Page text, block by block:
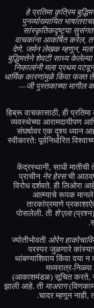
हे प्रतिमा कृत्रिम
पुनर्व्याख्यायित
सांस्कृतिकदृष्ट्या सुसंगत
वाचकांना आकर्षित करेल,
देणे. जर्मन लेखक म्हणून,
बुद्धिमत्तेने शेवटी साध्य
निकालांनी मला प्रथम
धार्मिक कारणांमुळे किंवा फक्त
—जी पुस्तकाच्या मागील
हिब्रू वाचकासाठी, ही
व्यवस्थेच्या आरामदायीपण
संघर्षावर एक दृश्य ध्यान
स्वीकारते: पूर्वनिर्धारित
केंद्रस्थानी, साधी मातीची
प्राचीन नेर हेरसची
विरोध दर्शवते. ही लिओरा
आत्म्याचे रूपक
तारकांप्रमाणे
पोसलेली. ती शे'एला
ज्योतीभोवती ओरेग
परस्पर जुळणारे
थांबण्याशिवाय किंवा
मध्यरात्र-
(आकाशमंडळ) सूचित करते,
झाली आहे. ती माअराग
चादर म्हणून